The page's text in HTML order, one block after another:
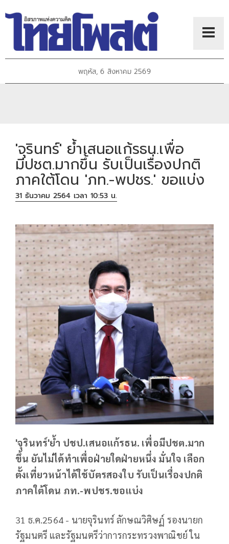
พฤหัส, 6 สิงหาคม 2569
'จุรินทร์' ย้ำเสนอแก้รธน.เพื่อ
มีปชต.มากขึ้น รับเป็นเรื่องปกติ
ภาคใต้โดน 'ภท.-พปชร.' ขอแบ่ง
31 ธันวาคม 2564 เวลา 10:53 น.
'จุรินทร์'ย้ำ ปชป.เสนอแก้รธน. เพื่อมีปชต.มาก
ขึ้น ยันไม่ได้ทำเพื่อฝ่ายใดฝ่ายหนึ่ง มั่นใจ เลือก
ตั้งเที่ยวหน้าได้ใช้บัตรสองใบ รับเป็นเรื่องปกติ
ภาคใต้โดน ภท.-พปชร.ขอแบ่ง
31 ธ.ค.2564 - นายจุรินทร์ ลักษณวิศิษฏ์ รองนายก
รัฐมนตรี และรัฐมนตรีว่าการกระทรวงพาณิชย์ ใน